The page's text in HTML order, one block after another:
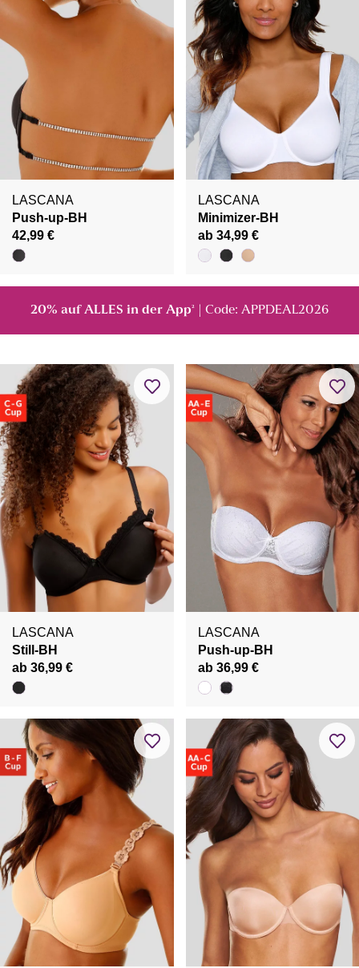
LASCANA
Push-up-BH
42,99 €
LASCANA
Minimizer-BH
ab 34,99 €
20% auf ALLES in der App² | Code: APPDEAL2026
LASCANA
Still-BH
ab 36,99 €
LASCANA
Push-up-BH
ab 36,99 €